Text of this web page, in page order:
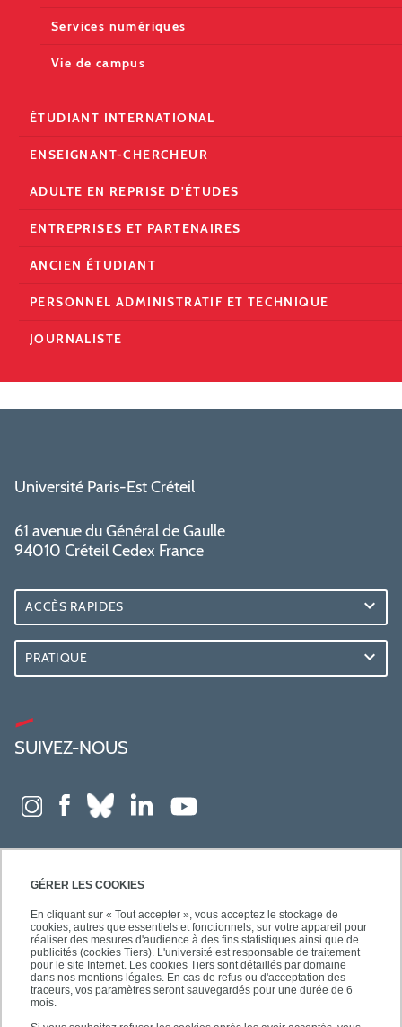
GÉRER LES COOKIES
En cliquant sur « Tout accepter », vous acceptez le stockage de
cookies, autres que essentiels et fonctionnels, sur votre appareil pour
réaliser des mesures d'audience à des fins statistiques ainsi que de
publicités (cookies Tiers). L'université est responsable de traitement
pour le site Internet. Les cookies Tiers sont détaillés par domaine
dans nos mentions légales. En cas de refus ou d'acceptation des
traceurs, vos paramètres seront sauvegardés pour une durée de 6
mois.
Services numériques
Vie de campus
ÉTUDIANT INTERNATIONAL
ENSEIGNANT-CHERCHEUR
ADULTE EN REPRISE D'ÉTUDES
ENTREPRISES ET PARTENAIRES
ANCIEN ÉTUDIANT
PERSONNEL ADMINISTRATIF ET TECHNIQUE
JOURNALISTE
Université Paris-Est Créteil
61 avenue du Général de Gaulle
94010 Créteil Cedex France
ACCÈS RAPIDES
PRATIQUE
SUIVEZ-NOUS